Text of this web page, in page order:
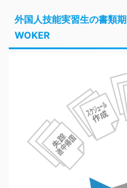
外国人技能実習生の書類
WOKER